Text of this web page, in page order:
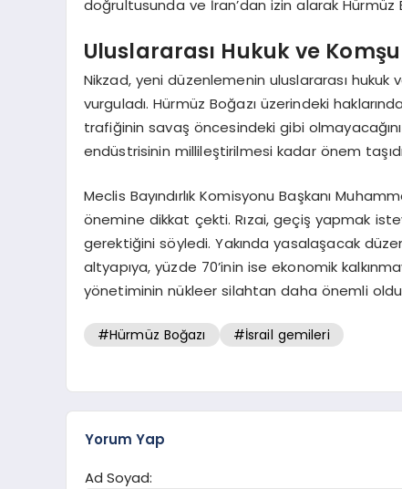
doğrultusunda ve İran’dan izin alarak Hürmüz
Uluslararası Hukuk ve
Nikzad, yeni düzenlemenin uluslararası hukuk
vurguladı. Hürmüz Boğazı üzerindeki
trafiğinin savaş öncesindeki gibi
endüstrisinin millileştirilmesi kadar önem
Meclis Bayındırlık Komisyonu Başkanı
önemine dikkat çekti. Rızai, geçiş yapmak
gerektiğini söyledi. Yakında yasalaşacak
altyapıya, yüzde 70’inin ise ekonomik
yönetiminin nükleer silahtan daha önemli
#Hürmüz Boğazı #İsrail gemileri
Yorum Yap
Ad Soyad: